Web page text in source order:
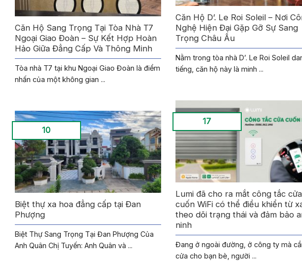
Căn Hộ D’. Le Roi Soleil – Nơi
Nghệ Hiện Đại Gặp Gỡ Sự Sang
Trọng Châu Âu
Nằm trong tòa nhà D’. Le Roi Soleil
tiếng, căn hộ này là minh ...
Căn Hộ Sang Trọng Tại Tòa Nhà T7
Ngoại Giao Đoàn – Sự Kết Hợp Hoàn
Hảo Giữa Đẳng Cấp Và Thông Minh
Tòa nhà T7 tại khu Ngoại Giao Đoàn là điểm
nhấn của một không gian ...
Lumi đã cho ra mắt công tắc cửa
cuốn WiFi có thể điều khiển từ
theo dõi trạng thái và đảm bảo
ninh
Đang ở ngoài đường, ở công ty mà
cửa cho bạn bè, người ...
17
Biệt thự xa hoa đẳng cấp tại Đan
Phượng
Biệt Thự Sang Trọng Tại Đan Phượng Của
Anh Quân Chị Tuyến: Anh Quân và ...
10